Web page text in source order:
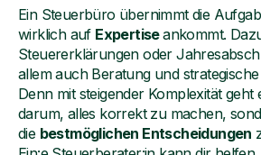
Ein Steuerbüro übernimmt die
wirklich auf Expertiseankommt.
Steuererklärungen oder
allem auch Beratung und
Denn mit steigender Komplexität
darum, alles korrekt zu machen,
die bestmöglichen Entscheidungen